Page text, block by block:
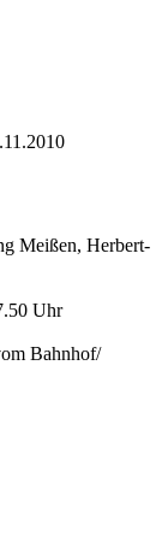
Meißen, Herbert-
Uhr
Bahnhof/